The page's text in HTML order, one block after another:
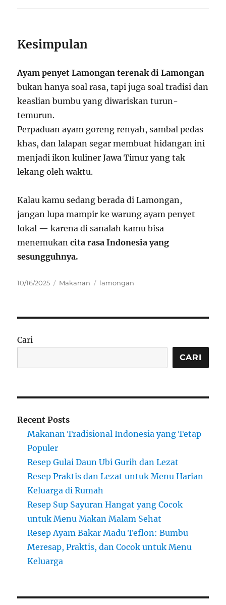
Kesimpulan
Ayam penyet Lamongan terenak di Lamongan
bukan hanya soal rasa, tapi juga soal tradisi dan
keaslian bumbu yang diwariskan turun-
temurun.
Perpaduan ayam goreng renyah, sambal pedas
khas, dan lalapan segar membuat hidangan ini
menjadi ikon kuliner Jawa Timur yang tak
lekang oleh waktu.
Kalau kamu sedang berada di Lamongan,
jangan lupa mampir ke warung ayam penyet
lokal — karena di sanalah kamu bisa
menemukancita rasa Indonesia yang
sesungguhnya.
Posted
10/16/2025 Categories
Makanan Tags
lamongan
Cari
CARI
Recent Posts
Makanan Tradisional Indonesia yang Tetap
Populer
Resep Gulai Daun Ubi Gurih dan Lezat
Resep Praktis dan Lezat untuk Menu Harian
Keluarga di Rumah
Resep Sup Sayuran Hangat yang Cocok
untuk Menu Makan Malam Sehat
Resep Ayam Bakar Madu Teflon: Bumbu
Meresap, Praktis, dan Cocok untuk Menu
Keluarga